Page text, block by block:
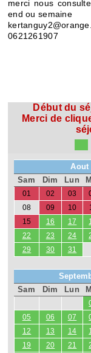
merci nous
end ou semaine
0621261907
Début du
Merci de
Aout
Sam
Dim Lun
01 02 03
08
09 10
15
16 17
22
23 24
29
30 31
Sam
Dim Lun
05
06 07
12
13 14
19
20 21